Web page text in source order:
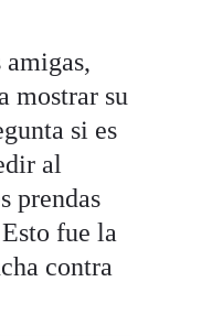
mostrar su
si es
al
prendas
fue la
contra